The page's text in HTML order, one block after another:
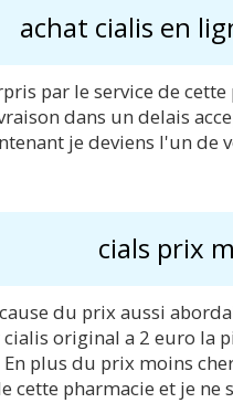
achat cialis en
par le service de
dans un delais
je deviens l'un de
cials prix
du prix aussi
original a 2 euro la
plus du prix moins
cette pharmacie et je